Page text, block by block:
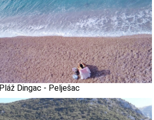
Pláž Dingac - Pelješac